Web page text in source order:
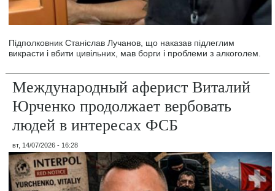
Підполковник Станіслав Лучанов, що наказав підлеглим
викрасти і вбити цивільних, мав борги і проблеми з алкоголем.
Международный аферист Виталий
Юрченко продолжает вербовать
людей в интересах ФСБ
вт, 14/07/2026 - 16:28